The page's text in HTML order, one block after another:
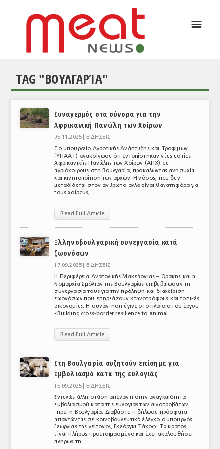
ΕΙΔΗΣΕΙΣ
ΘΕΜΑΤΑ
ΕΥΡΩΠΑΪΚΕΣ ΑΠΟΦΑΣΕΙΣ
ΕΜΠΟΡΙΚΟΣ ΚΑΤΑΛΟΓΟΣ
ΠΑΡΑΓΩΓΗ & ΕΜΠΟΡΙΑ
ΕΜΠΟΡΙΚΟΙ ΑΝΤΙΠΡΟΣΩΠΟΙ
ΕΛΛΗΝΙΚΗ ΝΟΜΟΘΕΣΙΑ
ΕΥΡΩΠΑΪΚΗ ΝΟΜΟΘΕΣΙΑ
☰
TAG "ΒΟΥΛΓΑΡΊΑ"
Συναγερμός στα σύνορα για την
Αφρικανική Πανώλη των Χοίρων
05.11.2025 |
ΕΙΔΗΣΕΙΣ
Το υπουργείο Αγροτικής Ανάπτυξης και Τροφίμων
(ΥΠΑΑΤ) ανακοίνωσε ότι εντοπίστηκαν νέες εστίες
Αφρικανικής Πανώλης των Χοίρων (ΑΠΧ) σε
αγριόχοιρους στη Βουλγαρία, προκαλώντας ανησυχία
και κινητοποίηση των αρχών. Η νόσος, που δεν
μεταδίδεται στον άνθρωπο αλλά είναι θανατηφόρα για
τους χοίρους,...
Read Full Article
Ελληνοβουλγαρική συνεργασία κατά
ζωονόσων
17.09.2025 |
ΕΙΔΗΣΕΙΣ
Η Περιφέρεια Ανατολικής Μακεδονίας – Θράκης και η
Νομαρχία Σμόλιαν της Βουλγαρίας επιβεβαίωσαν τη
συνεργασία τους για την πρόληψη και διαχείριση
ζωονόσων που επηρεάζουν κτηνοτρόφους και τοπικές
οικονομίες. Η συνάντηση έγινε στο πλαίσιο του έργου
«Building cross-border resilience to animal...
Read Full Article
Στη Βουλγαρία συζητούν επίσημα για
εμβολιασμό κατά της ευλογιάς
15.09.2025 |
ΕΙΔΗΣΕΙΣ
Εντελώς άλλη στάση απέναντι στην αναγκαιότητα
εμβολιασμού κατά της ευλογιάς των αιγοπροβάτων
τηρεί η Βουλγαρία. Διαβάστε τι δήλωσε πρόσφατα
απαντώντας σε κοινοβουλευτικό έλεγχο ο υπουργός
Γεωργίας της γείτονος, Γκεόργκι Τάχοφ: Το κράτος
είναι πλήρως προετοιμασμένο και έχει ακολουθήσει
πλήρως τη...